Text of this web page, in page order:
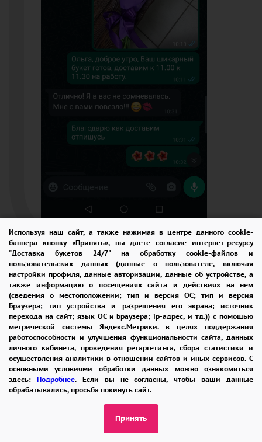
Используя наш сайт, а также нажимая в центре данного cookie-
баннера кнопку «Принять», вы даете согласие интернет-ресурсу
"Доставка букетов 24/7" на обработку cookie-файлов и
пользовательских данных (данные о пользователе, включая
настройки профиля, данные авторизации, данные об устройстве, а
также информацию о посещениях сайта и действиях на нем
(сведения о местоположении; тип и версия ОС; тип и версия
Браузера; тип устройства и разрешения его экрана; источник
перехода на сайт; язык ОС и Браузера; ip-адрес, и тд.)) с помощью
метрической системы Яндекс.Метрики. в целях поддержания
работоспособности и улучшения функциональности сайта, данных
личного кабинета, проведения ретаргетинга, сбора статистики и
осуществления аналитики в отношении сайтов и иных сервисов. С
основными условиями обработки данных можно ознакомиться
здесь: Подробнее. Если вы не согласны, чтобы ваши данные
обрабатывались, просьба покинуть сайт.
Принять
Наша работа